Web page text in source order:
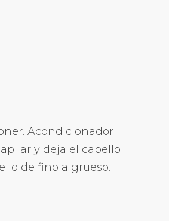
Acondicionador
y deja el cabello
de fino a grueso.